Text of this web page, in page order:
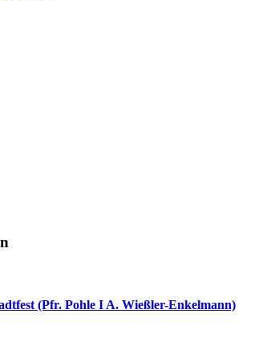
(Pfr. Pohle I A. Wießler-Enkelmann)